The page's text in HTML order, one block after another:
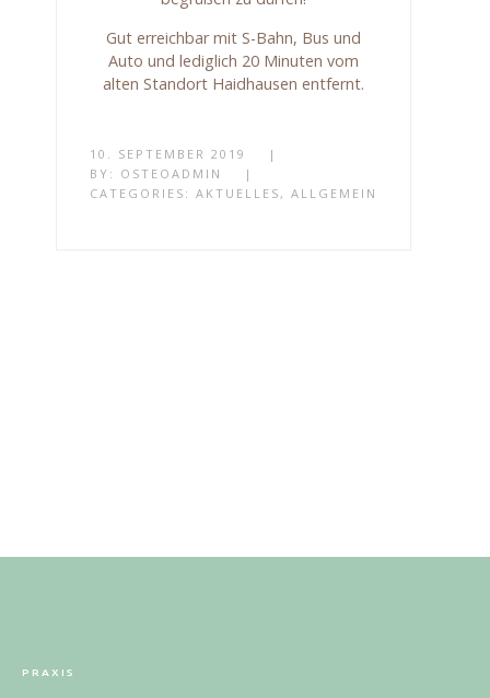
Gut erreichbar mit S-Bahn, Bus und
Auto und lediglich 20 Minuten vom
alten Standort Haidhausen entfernt.
10. SEPTEMBER 2019
|
BY: OSTEOADMIN
|
CATEGORIES:AKTUELLES ,ALLGEMEIN
PRAXIS